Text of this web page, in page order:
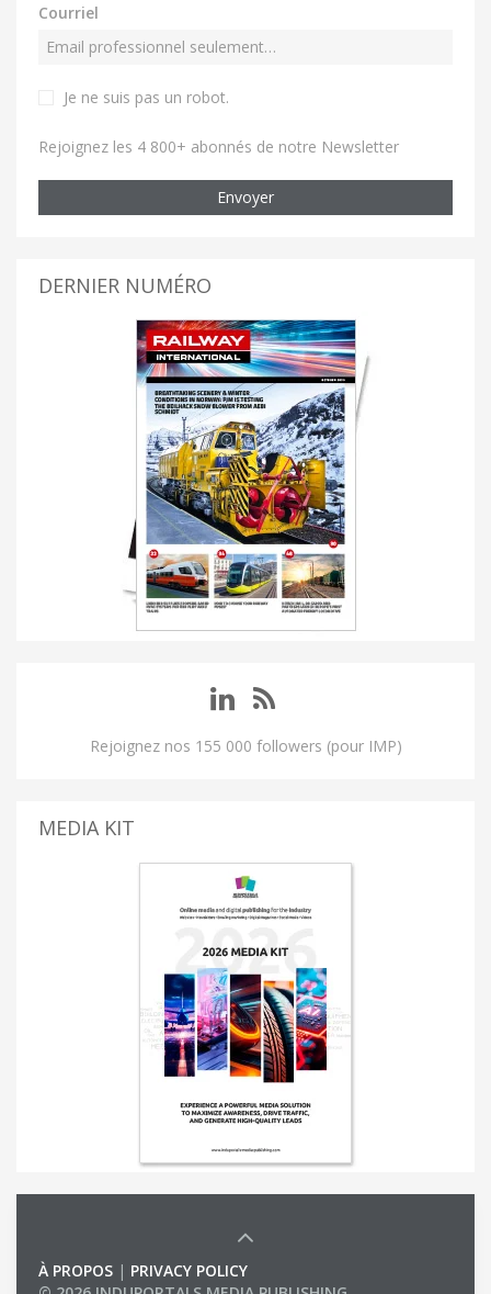
Courriel
Je ne suis pas un robot.
Rejoignez les 4 800+ abonnés de notre Newsletter
Envoyer
DERNIER NUMÉRO
Rejoignez nos 155 000 followers (pour IMP)
MEDIA KIT
À PROPOS | PRIVACY POLICY